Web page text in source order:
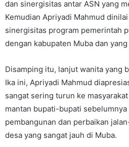
dan sinergisitas antar ASN yang
Kemudian Apriyadi Mahmud
sinergisitas program pemerintah
dengan kabupaten Muba dan
Disamping itu, lanjut wanita yang
Ika ini, Apriyadi Mahmud
sangat sering turun ke
mantan bupati-bupati
pembangunan dan perbaikan
desa yang sangat jauh di Muba.